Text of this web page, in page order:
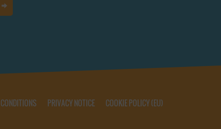
PRIVACY NOTICE COOKIE POLICY (EU)